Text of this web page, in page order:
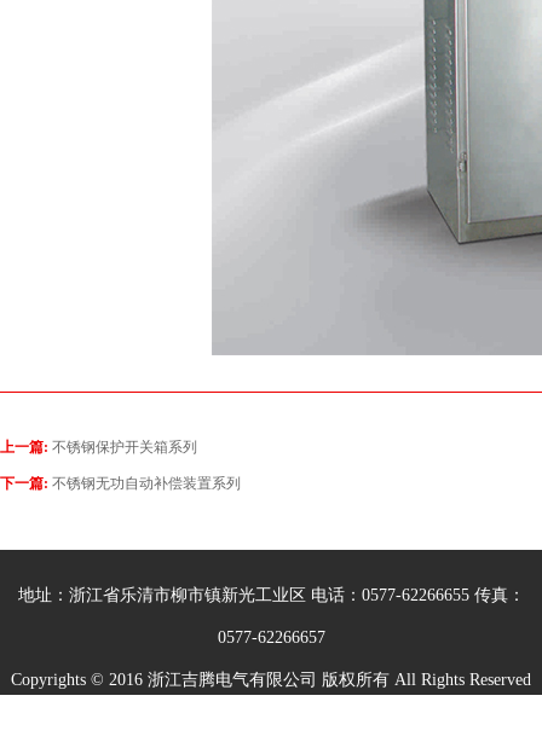
上一篇: 不锈钢保护开关箱系列
下一篇: 不锈钢无功自动补偿装置系列
地址：浙江省乐清市柳市镇新光工业区 电话：0577-62266655 传真：
0577-62266657
Copyrights © 2016 浙江吉腾电气有限公司 版权所有 All Rights Reserved